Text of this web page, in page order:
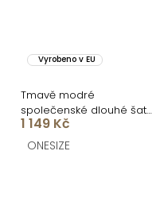
Vyrobeno v EU
Tmavě modré
společenské dlouhé šaty
FAYELA
1 149 Kč
ONESIZE